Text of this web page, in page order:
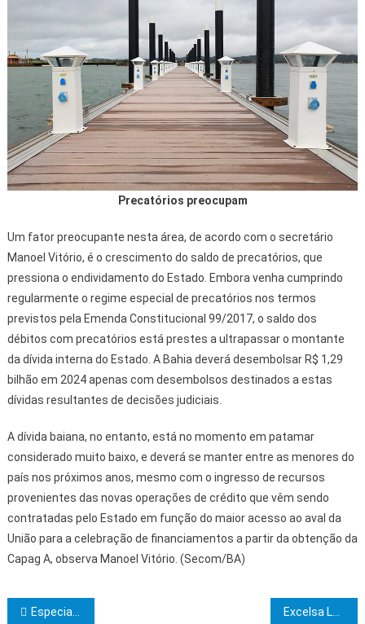
Precatórios preocupam
Um fator preocupante nesta área, de acordo com o secretário
Manoel Vitório, é o crescimento do saldo de precatórios, que
pressiona o endividamento do Estado. Embora venha cumprindo
regularmente o regime especial de precatórios nos termos
previstos pela Emenda Constitucional 99/2017, o saldo dos
débitos com precatórios está prestes a ultrapassar o montante
da dívida interna do Estado. A Bahia deverá desembolsar R$ 1,29
bilhão em 2024 apenas com desembolsos destinados a estas
dívidas resultantes de decisões judiciais.
A dívida baiana, no entanto, está no momento em patamar
considerado muito baixo, e deverá se manter entre as menores do
país nos próximos anos, mesmo com o ingresso de recursos
provenientes das novas operações de crédito que vêm sendo
contratadas pelo Estado em função do maior acesso ao aval da
União para a celebração de financiamentos a partir da obtenção da
Capag A, observa Manoel Vitório. (Secom/BA)
Navegação de Post
Especialista alerta sobre riscos do Projeto de Lei 42/23 para a aposentadoria especial Excelsa Loja de Perfeição Venâncio Igrejas II, clima de Camacã, convida os IIr.·. do sul da Bahia para sessão de comunicação dos Graus 10 e 11 R.·.E.·.A.·.A.·., dia 27/8/24